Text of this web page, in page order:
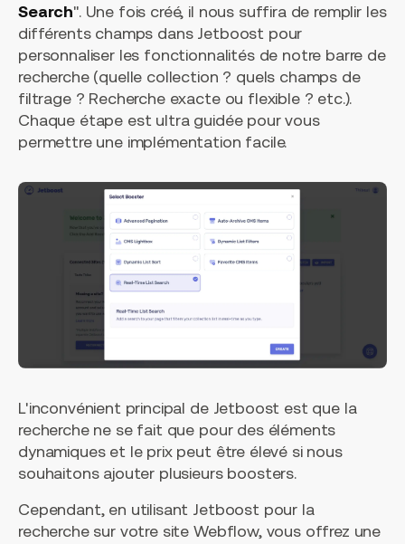
Search". Une fois créé, il nous suffira de remplir les
différents champs dans Jetboost pour
personnaliser les fonctionnalités de notre barre de
recherche (quelle collection ? quels champs de
filtrage ? Recherche exacte ou flexible ? etc.).
Chaque étape est ultra guidée pour vous
permettre une implémentation facile.
L'inconvénient principal de Jetboost est que la
recherche ne se fait que pour des éléments
dynamiques et le prix peut être élevé si nous
souhaitons ajouter plusieurs boosters.
Cependant, en utilisant Jetboost pour la
recherche sur votre site Webflow, vous offrez une